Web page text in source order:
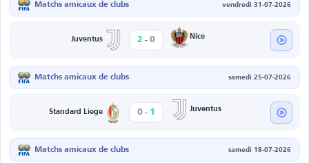
Matchs amicaux de clubs vendredi 31-07-2026
Juventus 2 - 0 Nice
Matchs amicaux de clubs samedi 25-07-2026
Standard Liege 0 - 1 Juventus
Matchs amicaux de clubs samedi 18-07-2026